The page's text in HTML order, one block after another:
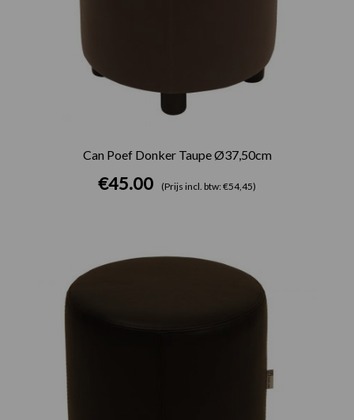
Can Poef Donker Taupe Ø37,50cm
€45.00 (Prijs incl. btw: €54,45)